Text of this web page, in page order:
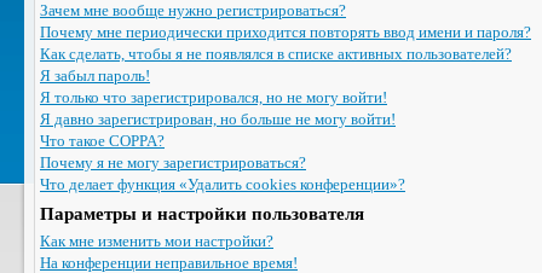
Зачем мне вообще нужно регистрироваться?
Почему мне периодически приходится повторять ввод имени и пароля?
Как сделать, чтобы я не появлялся в списке активных пользователей?
Я забыл пароль!
Я только что зарегистрировался, но не могу войти!
Я давно зарегистрирован, но больше не могу войти!
Что такое COPPA?
Почему я не могу зарегистрироваться?
Что делает функция «Удалить cookies конференции»?
Параметры и настройки пользователя
Как мне изменить мои настройки?
На конференции неправильное время!